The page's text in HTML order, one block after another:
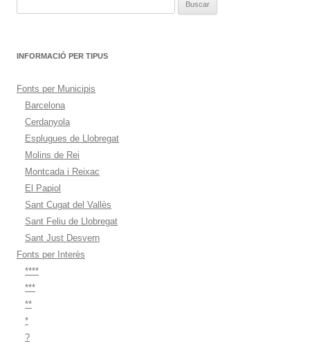
INFORMACIÓ PER TIPUS
Fonts per Municipis
Barcelona
Cerdanyola
Esplugues de Llobregat
Molins de Rei
Montcada i Reixac
El Papiol
Sant Cugat del Vallès
Sant Feliu de Llobregat
Sant Just Desvern
Fonts per Interès
****
***
**
*
?